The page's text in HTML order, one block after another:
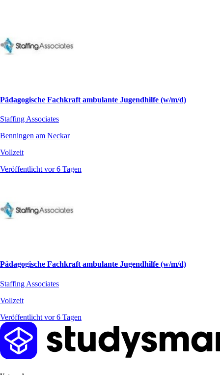
Pädagogische Fachkraft ambulante Jugendhilfe (w/m/d)
Staffing Associates
Benningen am Neckar
Vollzeit
Veröffentlicht vor 6 Tagen
Pädagogische Fachkraft ambulante Jugendhilfe (w/m/d)
Staffing Associates
Vollzeit
Veröffentlicht vor 6 Tagen